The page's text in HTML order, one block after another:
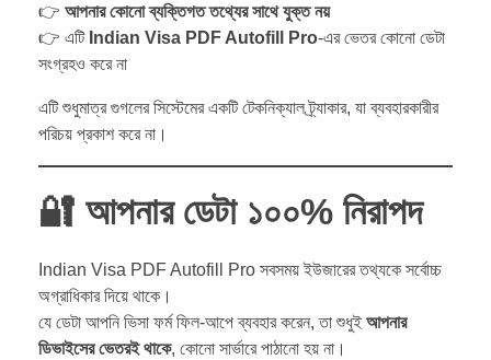
👉 আপনার কোনো ব্যক্তিগত তথ্যের সাথে যুক্ত নয়
👉 এটি Indian Visa PDF Autofill Pro-এর ভেতর কোনো ডেটা
সংগ্রহও করে না
এটি শুধুমাত্র গুগলের সিস্টেমের একটি টেকনিক্যাল ট্র্যাকার, যা ব্যবহারকারীর
পরিচয় প্রকাশ করে না।
🔐 আপনার ডেটা ১০০% নিরাপদ
Indian Visa PDF Autofill Pro সবসময় ইউজারের তথ্যকে সর্বোচ্চ
অগ্রাধিকার দিয়ে থাকে।
যে ডেটা আপনি ভিসা ফর্ম ফিল-আপে ব্যবহার করেন, তা শুধুই আপনার
ডিভাইসের ভেতরই থাকে, কোনো সার্ভারে পাঠানো হয় না।